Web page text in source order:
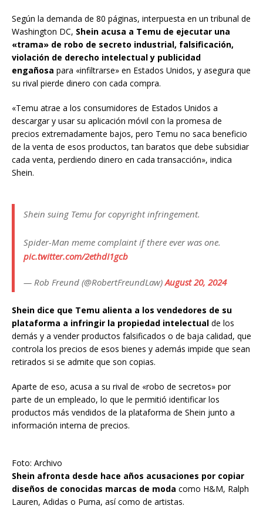
Según la demanda de 80 páginas, interpuesta en un tribunal de
Washington DC, Shein acusa a Temu de ejecutar una
«trama» de robo de secreto industrial, falsificación,
violación de derecho intelectual y publicidad
engañosa para «infiltrarse» en Estados Unidos, y asegura que
su rival pierde dinero con cada compra.
«Temu atrae a los consumidores de Estados Unidos a
descargar y usar su aplicación móvil con la promesa de
precios extremadamente bajos, pero Temu no saca beneficio
de la venta de esos productos, tan baratos que debe subsidiar
cada venta, perdiendo dinero en cada transacción», indica
Shein.
Shein suing Temu for copyright infringement.
Spider-Man meme complaint if there ever was one.
pic.twitter.com/2ethdI1gcb
— Rob Freund (@RobertFreundLaw)August 20, 2024
Shein dice que Temu alienta a los vendedores de su
plataforma a infringir la propiedad intelectual de los
demás y a vender productos falsificados o de baja calidad, que
controla los precios de esos bienes y además impide que sean
retirados si se admite que son copias.
Aparte de eso, acusa a su rival de «robo de secretos» por
parte de un empleado, lo que le permitió identificar los
productos más vendidos de la plataforma de Shein junto a
información interna de precios.
Foto: Archivo
Shein afronta desde hace años acusaciones por copiar
diseños de conocidas marcas de moda como H&M, Ralph
Lauren, Adidas o Puma, así como de artistas.